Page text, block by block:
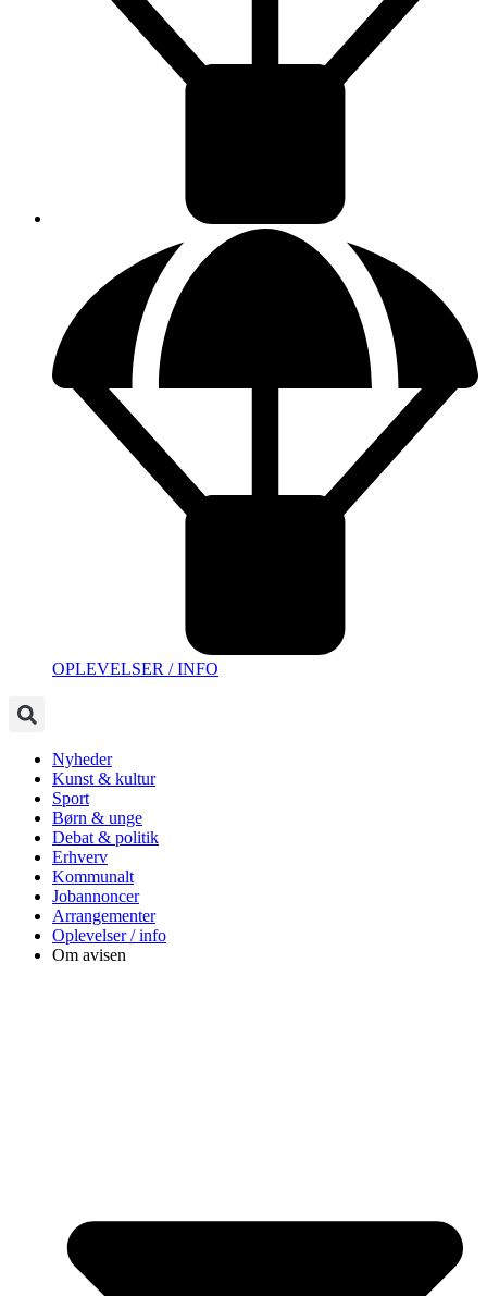
OPLEVELSER / INFO
Nyheder
Kunst & kultur
Sport
Børn & unge
Debat & politik
Erhverv
Kommunalt
Jobannoncer
Arrangementer
Oplevelser / info
Om avisen